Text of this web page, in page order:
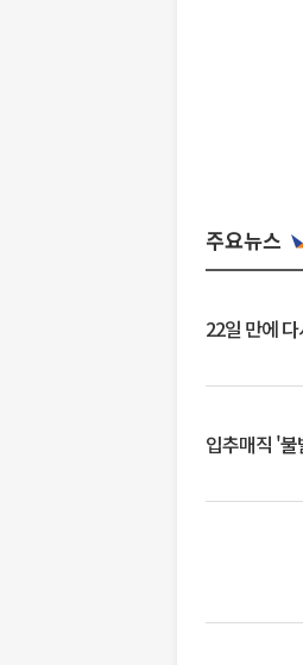
주요뉴스
22일 만에
입추매직 '